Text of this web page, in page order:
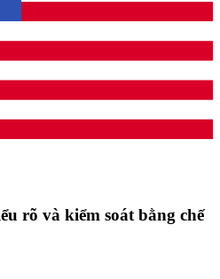
rõ và kiểm soát bằng chế